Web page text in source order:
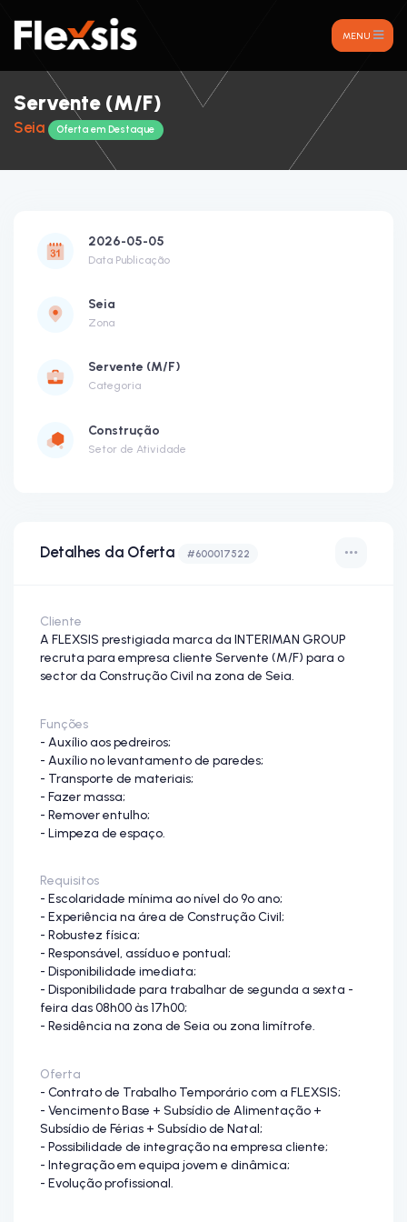
MENU
Servente (M/F)
Seia Oferta em Destaque
2026-05-05
Data Publicação
Seia
Zona
Servente (M/F)
Categoria
Construção
Setor de Atividade
Detalhes da Oferta #600017522
Cliente
A FLEXSIS prestigiada marca da INTERIMAN GROUP
recruta para empresa cliente Servente (M/F) para o
sector da Construção Civil na zona de Seia.
Funções
- Auxílio aos pedreiros;
- Auxílio no levantamento de paredes;
- Transporte de materiais;
- Fazer massa;
- Remover entulho;
- Limpeza de espaço.
Requisitos
- Escolaridade mínima ao nível do 9º ano;
- Experiência na área de Construção Civil;
- Robustez física;
- Responsável, assíduo e pontual;
- Disponibilidade imediata;
- Disponibilidade para trabalhar de segunda a sexta -
feira das 08h00 às 17h00;
- Residência na zona de Seia ou zona limítrofe.
Oferta
- Contrato de Trabalho Temporário com a FLEXSIS;
- Vencimento Base + Subsídio de Alimentação +
Subsídio de Férias + Subsídio de Natal;
- Possibilidade de integração na empresa cliente;
- Integração em equipa jovem e dinâmica;
- Evolução profissional.